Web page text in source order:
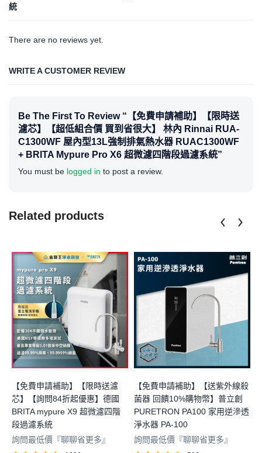
統
There are no reviews yet.
WRITE A CUSTOMER REVIEW
Be The First To Review “【免費申請補助】【限時送
濾芯】【超低組合價 買到省很大】 林內 Rinnai RUA-
C1300WF 屋內型13L強制排氣熱水器 RUAC1300WF
+ BRITA Mypure Pro X6 超微濾四階段過濾系統”
You must be logged in to post a review.
Related products
【免費申請補助】【限時送濾
芯】【詢問84折起優惠】德國
BRITA mypure X9 超微濾四階
段過濾系統
詢問最低價『聊聊省更多』
【免費申請補助】【送紫外線殺
菌器 回饋10%購物幣】普立創
PURETRON PA100 家用逆滲透
淨水器 PA-100
詢問最低價『聊聊省更多』